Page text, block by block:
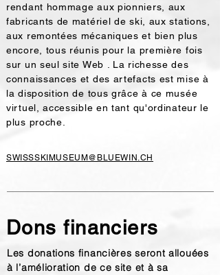
rendant hommage aux pionniers, aux
fabricants de matériel de ski, aux stations,
aux remontées mécaniques et bien plus
encore, tous réunis pour la première fois
sur un seul site Web . La richesse des
connaissances et des artefacts est mise à
la disposition de tous grâce à ce musée
virtuel, accessible en tant qu'ordinateur le
plus proche.
SWISSSKIMUSEUM@BLUEWIN.CH
Dons financiers
Les donations financières seront allouées
à l’amélioration de ce site et à sa